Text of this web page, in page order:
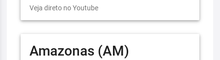
Veja direto no Youtube
Amazonas (AM)